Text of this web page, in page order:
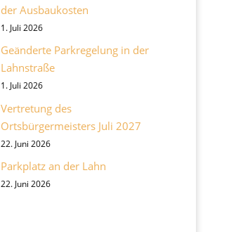
der Ausbaukosten
1. Juli 2026
Geänderte Parkregelung in der
Lahnstraße
1. Juli 2026
Vertretung des
Ortsbürgermeisters Juli 2027
22. Juni 2026
Parkplatz an der Lahn
22. Juni 2026